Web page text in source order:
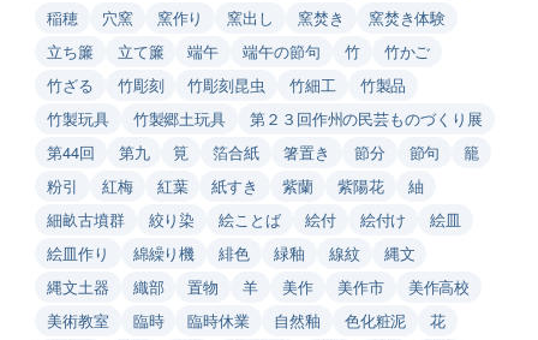
稲穂
穴窯 窯作り 窯出し 窯焚き
窯焚き体験
立ち簾
立て簾 端午 端午の節句 竹
竹かご
竹ざる
竹彫刻 竹彫刻昆虫 竹細工
竹製品
竹製玩具
竹製郷土玩具
第２３回作州の民芸ものづくり展
第44回
第九 筧 箔合紙 箸置き 節分 節句
籠
粉引
紅梅 紅葉 紙すき 紫蘭 紫陽花
紬
細畝古墳群
絞り染 絵ことば 絵付 絵付け
絵皿
絵皿作り
綿繰り機 緋色 緑釉 線紋
縄文
縄文土器
織部 置物 羊 美作 美作市
美作高校
美術教室
臨時 臨時休業 自然釉 色化粧泥
花